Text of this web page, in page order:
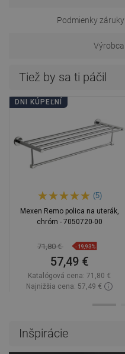
Podmienky záruky
Výrobca
Tiež by sa ti páčil
DNI KÚPEĽNÍ
(5)
Mexen Remo polica na uterák,
chróm - 7050720-00
71,80 € -19,93%
57,49 €
Katalógová cena: 71,80 €
Najnižšia cena: 57,49 €
Inšpirácie